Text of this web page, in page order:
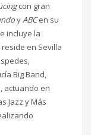
con gran
yABCen su
incluye la
reside en Sevilla
Big Band,
actuando en
Jazz y Más